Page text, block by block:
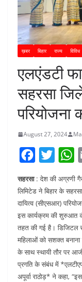
ख़बर बिहार राज्य विविध
एलएंडटी
सहरसा
August 27, 2024
F
a
c
e
b
o
o
k
T
w
itt
er
h
s
सहरसा: देश की अग्रणी
लिमिटेड ने बिहार के
दायित्व (सीएसआर)
इस कार्यक्रम की शुरुआत
तहत की गई है। डिजिटल
महिलाओं को सशक्त
के साथ स्थायी तौर पर
प्रगति के संबंध में
अपूर्वा राठोड़* ने कहा,